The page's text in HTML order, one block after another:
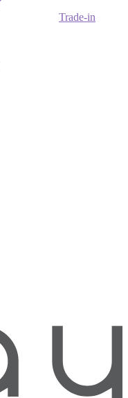
Trade-in